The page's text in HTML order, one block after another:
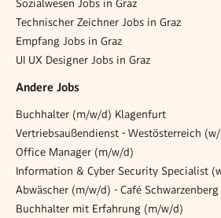
Sozialwesen Jobs in Graz
Technischer Zeichner Jobs in Graz
Empfang Jobs in Graz
UI UX Designer Jobs in Graz
Andere Jobs
Buchhalter (m/w/d) Klagenfurt
Vertriebsaußendienst - Westösterreich
Office Manager (m/w/d)
Information & Cyber Security Specialist
Abwäscher (m/w/d) - Café Schwarzenberg
Buchhalter mit Erfahrung (m/w/d)